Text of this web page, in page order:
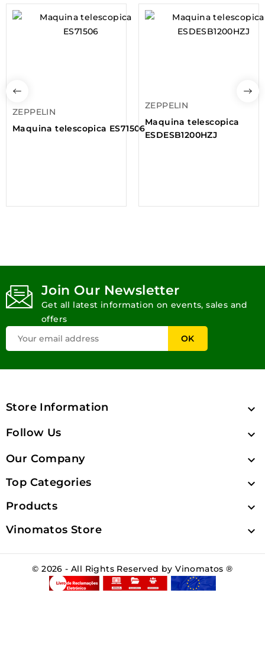
ZEPPELIN
Maquina telescopica ES71506
ZEPPELIN
Maquina telescopica
ESDESB1200HZJ
Join Our Newsletter
Get all latest information on events, sales and
offers
Store Information 
Follow Us 
Our Company 
Top Categories 
Products 
Vinomatos Store 
© 2026 - All Rights Reserved by Vinomatos ®